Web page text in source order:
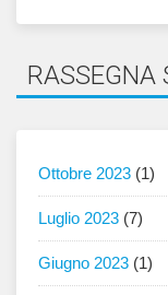
RASSEGNA
Ottobre 2023 (1)
Luglio 2023 (7)
Giugno 2023 (1)